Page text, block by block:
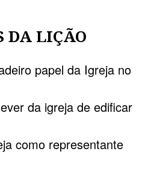
DA LIÇÃO
papel da Igreja no
da igreja de edificar
como representante